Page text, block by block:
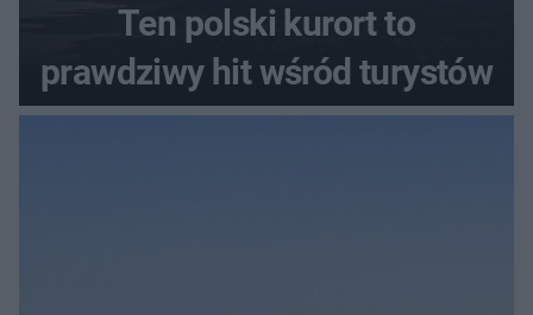
Ten polski kurort to
prawdziwy hit wśród turystów